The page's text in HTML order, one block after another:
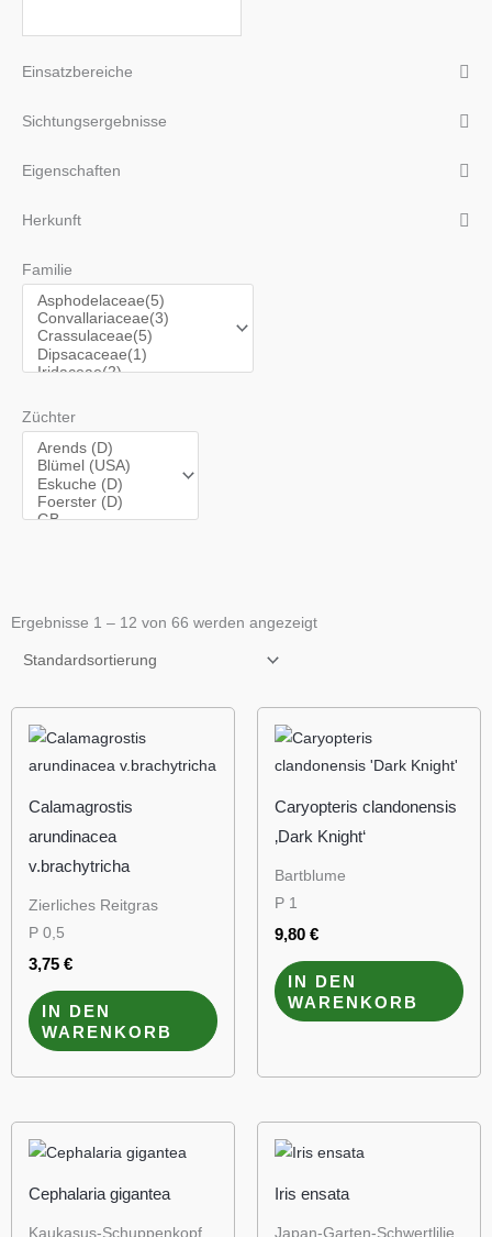
Einsatzbereiche
Sichtungsergebnisse
Eigenschaften
Herkunft
Familie
Züchter
Ergebnisse 1 – 12 von 66 werden angezeigt
Calamagrostis
arundinacea
v.brachytricha
Zierliches Reitgras
P 0,5
3,75 €
IN DEN
WARENKORB
Caryopteris clandonensis
‚Dark Knight‘
Bartblume
P 1
9,80 €
IN DEN
WARENKORB
Cephalaria gigantea
Kaukasus-Schuppenkopf
Iris ensata
Japan-Garten-Schwertlilie